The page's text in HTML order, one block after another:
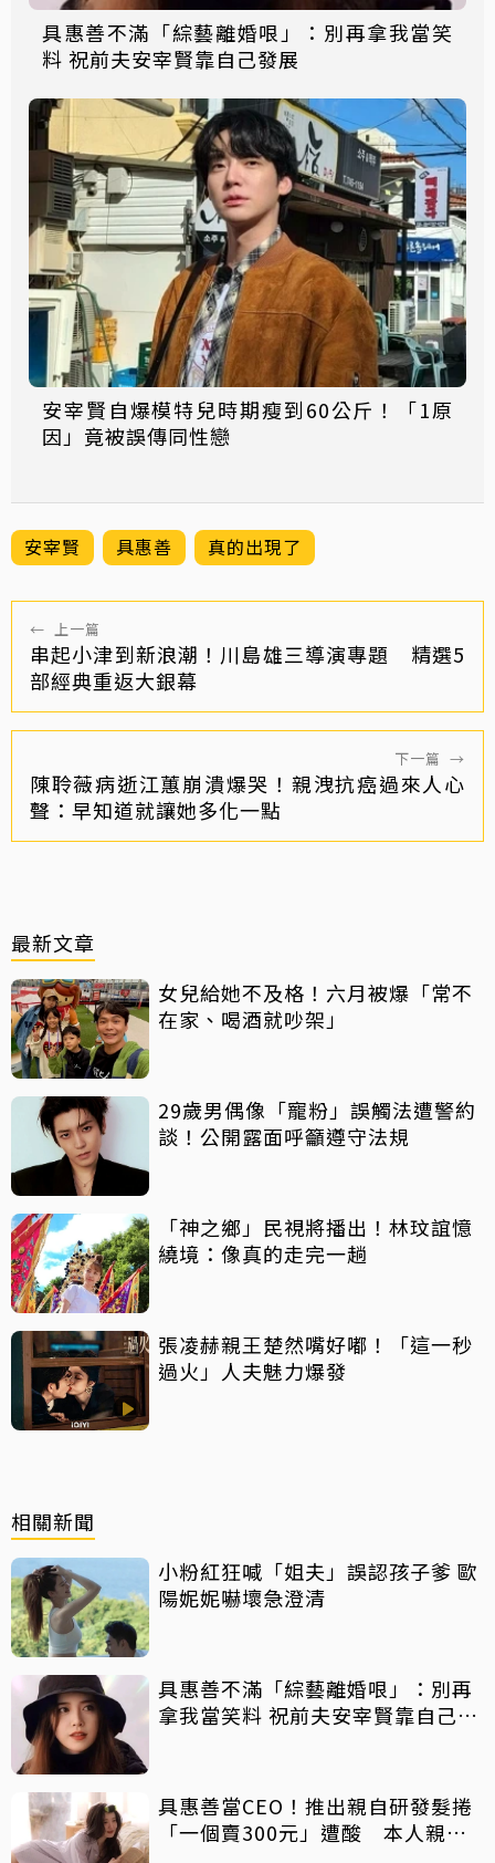
具惠善不滿「綜藝離婚哏」：別再拿我當笑
料 祝前夫安宰賢靠自己發展
安宰賢自爆模特兒時期瘦到60公斤！「1原
因」竟被誤傳同性戀
安宰賢 具惠善 真的出現了
← 上一篇
串起小津到新浪潮！川島雄三導演專題 精選5
部經典重返大銀幕
下一篇 →
陳聆薇病逝江蕙崩潰爆哭！親洩抗癌過來人心
聲：早知道就讓她多化一點
最新文章
女兒給她不及格！六月被爆「常不
在家、喝酒就吵架」
29歲男偶像「寵粉」誤觸法遭警約
談！公開露面呼籲遵守法規
「神之鄉」民視將播出！林玟誼憶
繞境：像真的走完一趟
張凌赫親王楚然嘴好嘟！「這一秒
過火」人夫魅力爆發
相關新聞
小粉紅狂喊「姐夫」誤認孩子爹 歐
陽妮妮嚇壞急澄清
具惠善不滿「綜藝離婚哏」：別再
拿我當笑料 祝前夫安宰賢靠自己發
具惠善當CEO！推出親自研發髮捲
「一個賣300元」遭酸 本人親揭